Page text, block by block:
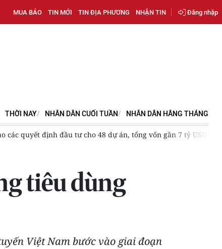
MUA BÁO TIN MỚI TIN ĐỊA PHƯƠNG NHẬN TIN Đăng nhập
THỜI NAY NHÂN DÂN CUỐI TUẦN NHÂN DÂN HẰNG THÁNG
quyết định đầu tư cho 48 dự án, tổng vốn gần 7 tỷ USD
tiêu dùng
Việt Nam bước vào giai đoạn